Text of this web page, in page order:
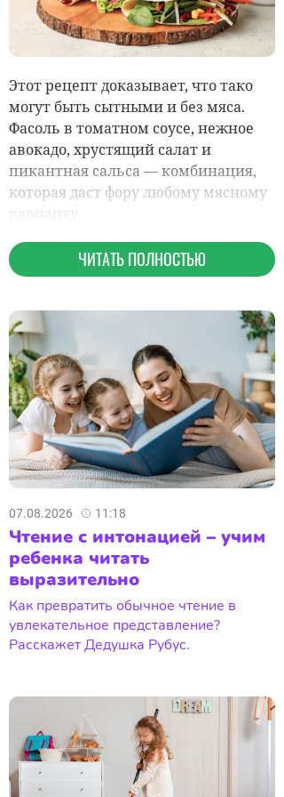
07.08.2026 11:18
Чтение с интонацией – учим
ребенка читать
выразительно
Как превратить обычное чтение в
увлекательное представление?
Расскажет Дедушка Рубус.